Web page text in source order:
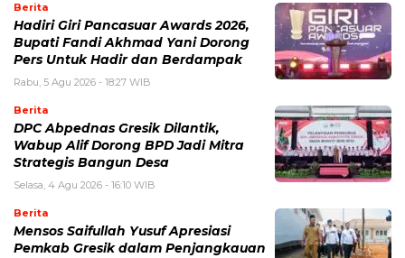
Berita
Hadiri Giri Pancasuar Awards 2026,
Bupati Fandi Akhmad Yani Dorong
Pers Untuk Hadir dan Berdampak
Rabu, 5 Agu 2026 - 18:27 WIB
Berita
DPC Abpednas Gresik Dilantik,
Wabup Alif Dorong BPD Jadi Mitra
Strategis Bangun Desa
Selasa, 4 Agu 2026 - 16:10 WIB
Berita
Mensos Saifullah Yusuf Apresiasi
Pemkab Gresik dalam Penjangkauan